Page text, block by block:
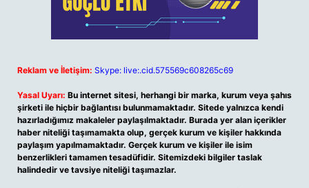
Reklam ve İletişim: Skype: live:.cid.575569c608265c69
Yasal Uyarı: Bu internet sitesi, herhangi bir marka, kurum veya şahıs
şirketi ile hiçbir bağlantısı bulunmamaktadır. Sitede yalnızca kendi
hazırladığımız makaleler paylaşılmaktadır. Burada yer alan içerikler
haber niteliği taşımamakta olup, gerçek kurum ve kişiler hakkında
paylaşım yapılmamaktadır. Gerçek kurum ve kişiler ile isim
benzerlikleri tamamen tesadüfidir. Sitemizdeki bilgiler taslak
halindedir ve tavsiye niteliği taşımazlar.